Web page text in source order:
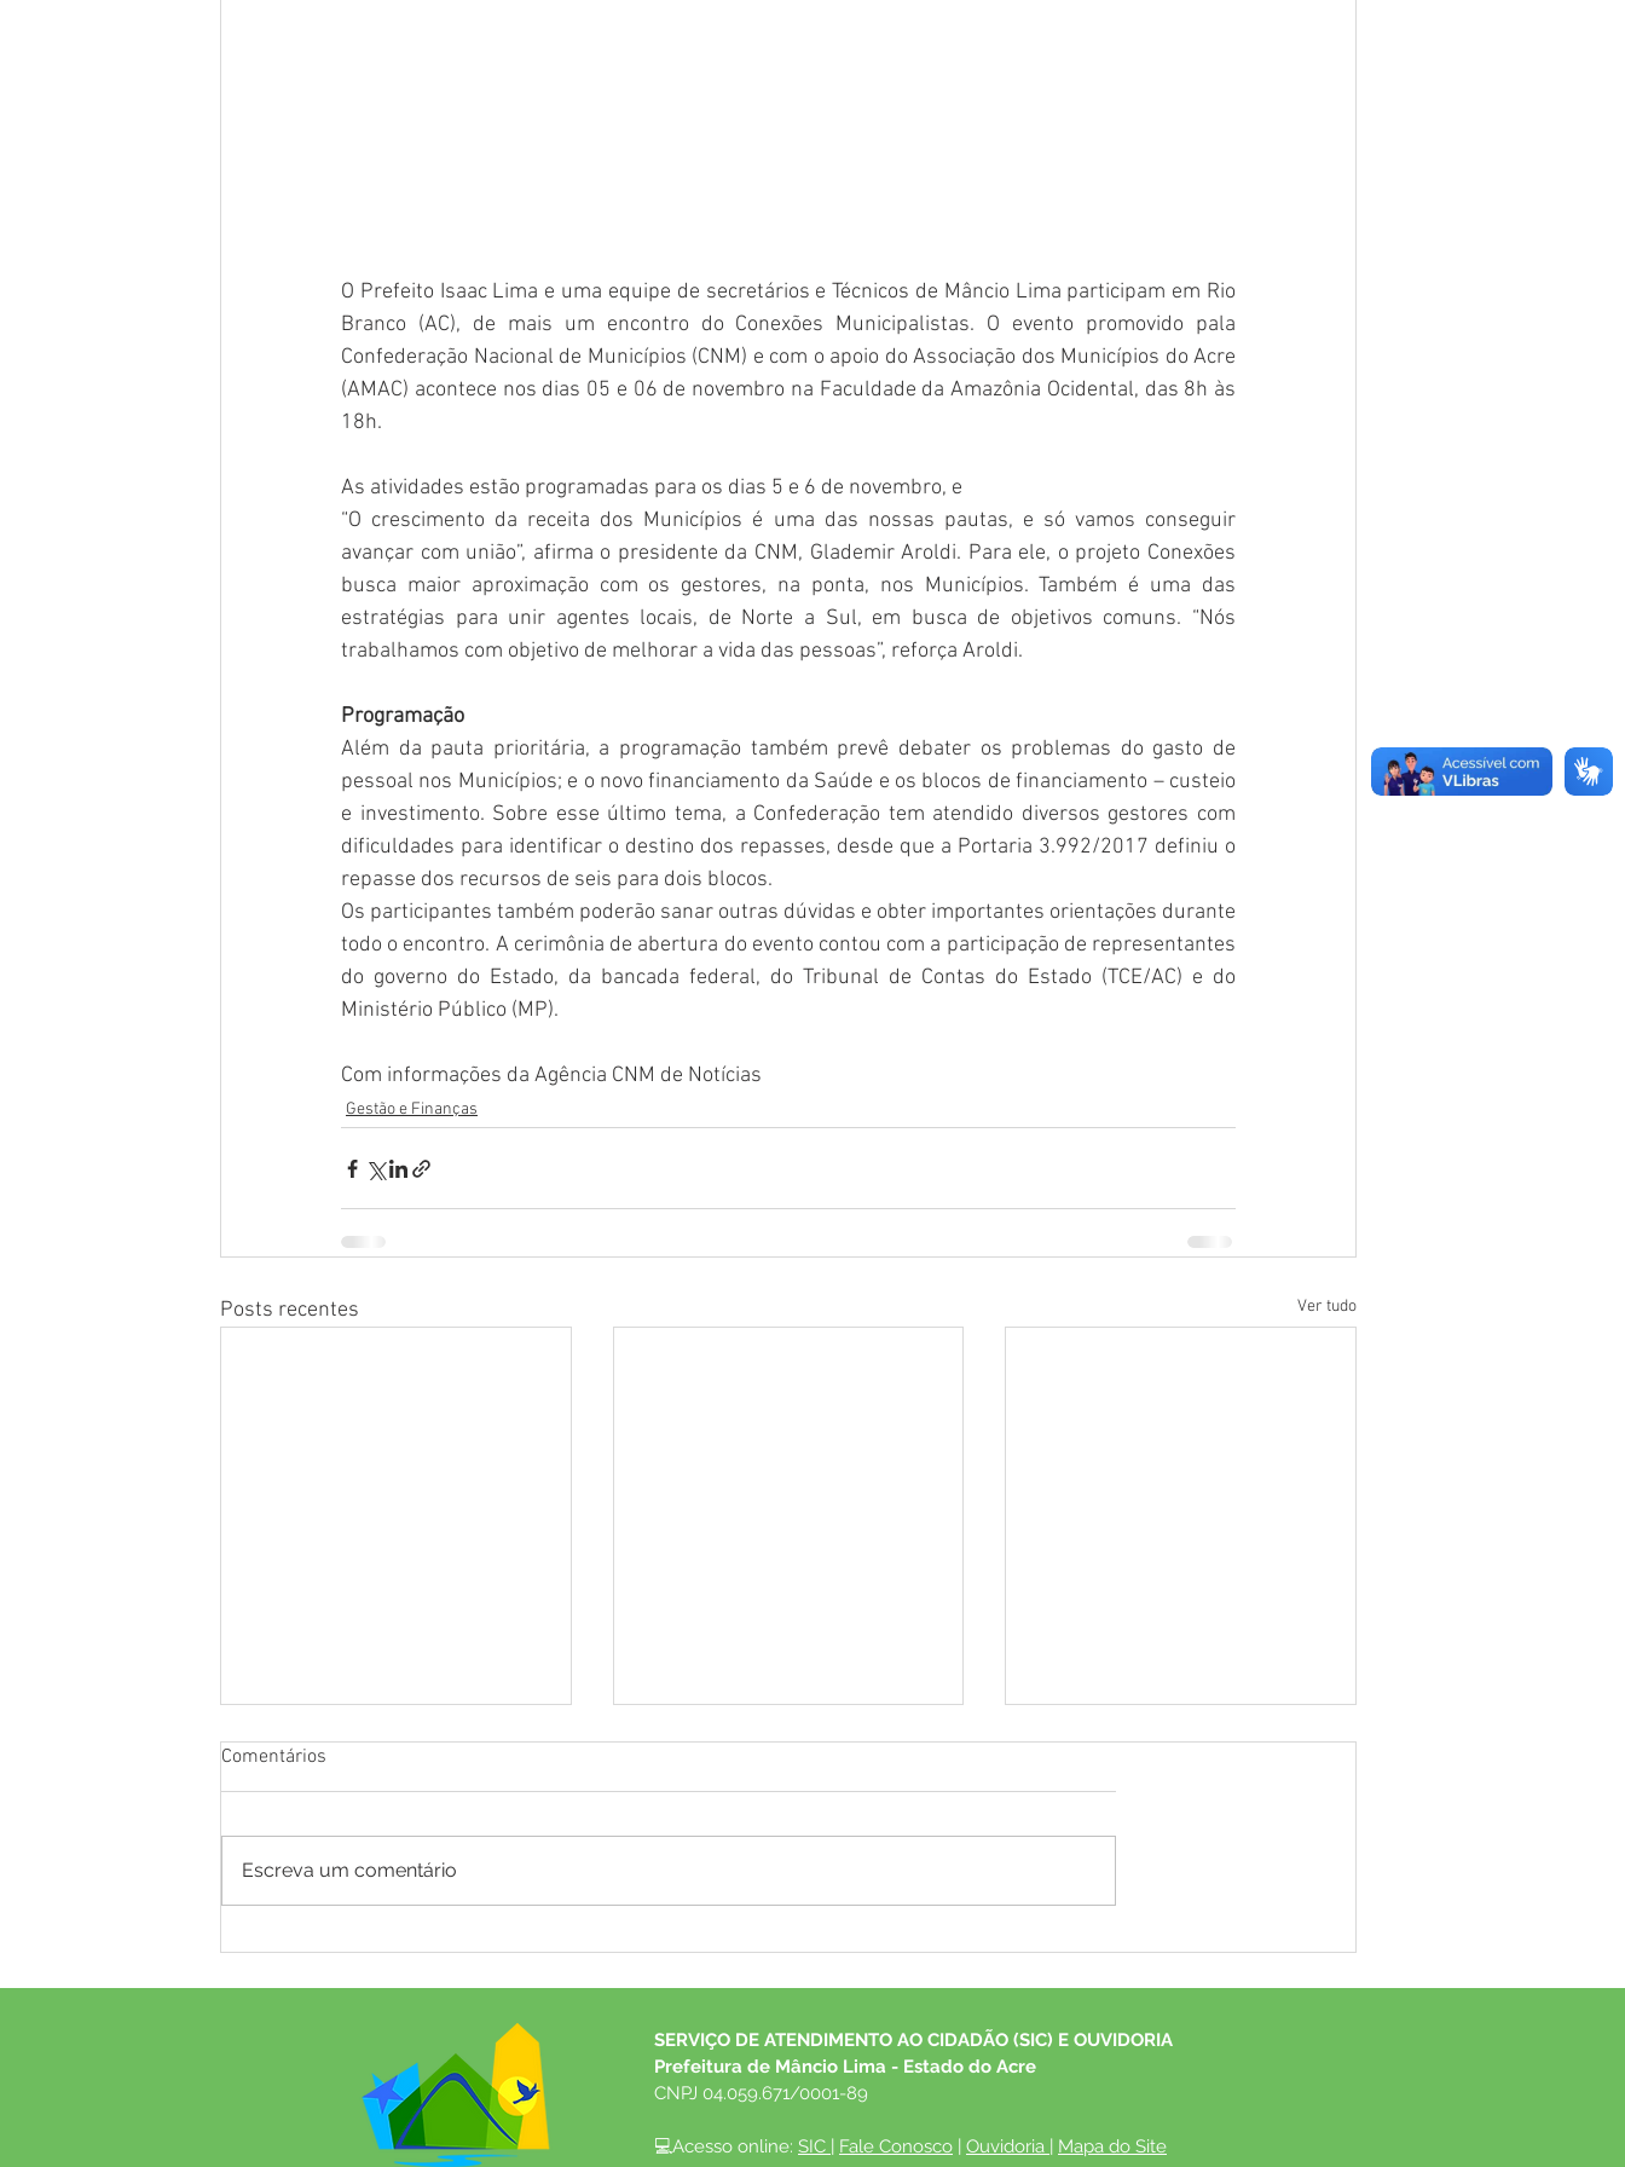
O Prefeito Isaac Lima e uma equipe de secretários e Técnicos de Mâncio Lima participam em Rio
Branco (AC), de mais um encontro do Conexões Municipalistas. O evento promovido pala
Confederação Nacional de Municípios (CNM) e com o apoio do Associação dos Municípios do Acre
(AMAC) acontece nos dias 05 e 06 de novembro na Faculdade da Amazônia Ocidental, das 8h às
18h.
As atividades estão programadas para os dias 5 e 6 de novembro, e
“O crescimento da receita dos Municípios é uma das nossas pautas, e só vamos conseguir
avançar com união”, afirma o presidente da CNM, Glademir Aroldi. Para ele, o projeto Conexões
busca maior aproximação com os gestores, na ponta, nos Municípios. Também é uma das
estratégias para unir agentes locais, de Norte a Sul, em busca de objetivos comuns. “Nós
trabalhamos com objetivo de melhorar a vida das pessoas”, reforça Aroldi.
Programação
Além da pauta prioritária, a programação também prevê debater os problemas do gasto de
pessoal nos Municípios; e o novo financiamento da Saúde e os blocos de financiamento – custeio
e investimento. Sobre esse último tema, a Confederação tem atendido diversos gestores com
dificuldades para identificar o destino dos repasses, desde que a Portaria 3.992/2017 definiu o
repasse dos recursos de seis para dois blocos.
Os participantes também poderão sanar outras dúvidas e obter importantes orientações durante
todo o encontro. A cerimônia de abertura do evento contou com a participação de representantes
do governo do Estado, da bancada federal, do Tribunal de Contas do Estado (TCE/AC) e do
Ministério Público (MP).
Com informações da Agência CNM de Notícias
Gestão e Finanças
Posts recentes Ver tudo
município avança de 4,8 para
5,6 e alcança a 10ª colocação
mobiliza poder público e
futuro do município
gerando emprego, renda e
Comentários
Escreva um comentário
SERVIÇO DE ATENDIMENTO AO CIDADÃO (SIC) E OUVIDORIA
Prefeitura de Mâncio Lima - Estado do Acre
CNPJ 04.059.671/0001-89
💻Acesso online: SIC Fale Conosco Ouvidoria Mapa do Site